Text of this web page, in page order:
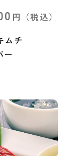
円 （税込）
ムチ
ー